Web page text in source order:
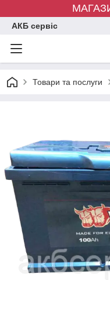
АКБ сервіс
Товари та послуги